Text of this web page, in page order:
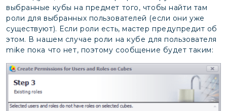
выбранные кубы на предмет того, чтобы найти там
роли для выбранных пользователей (если они уже
существуют). Если роли есть, мастер предупредит об
этом. В нашем случае роли на кубе для пользователя
mike пока что нет, поэтому сообщение будет таким: